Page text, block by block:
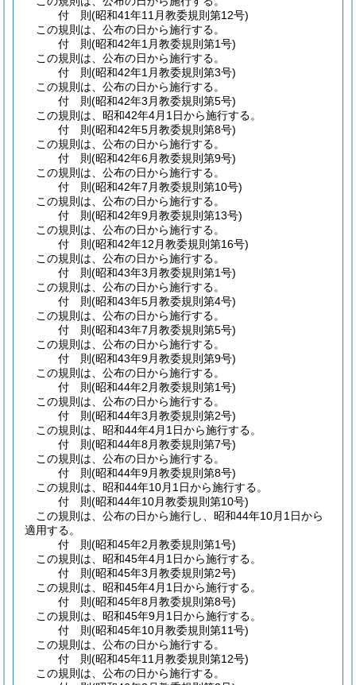
付 則(昭和41年11月教委規則第12号)
この規則は、公布の日から施行する。
付 則(昭和42年1月教委規則第1号)
この規則は、公布の日から施行する。
付 則(昭和42年1月教委規則第3号)
この規則は、公布の日から施行する。
付 則(昭和42年3月教委規則第5号)
この規則は、昭和42年4月1日から施行する。
付 則(昭和42年5月教委規則第8号)
この規則は、公布の日から施行する。
付 則(昭和42年6月教委規則第9号)
この規則は、公布の日から施行する。
付 則(昭和42年7月教委規則第10号)
この規則は、公布の日から施行する。
付 則(昭和42年9月教委規則第13号)
この規則は、公布の日から施行する。
付 則(昭和42年12月教委規則第16号)
この規則は、公布の日から施行する。
付 則(昭和43年3月教委規則第1号)
この規則は、公布の日から施行する。
付 則(昭和43年5月教委規則第4号)
この規則は、公布の日から施行する。
付 則(昭和43年7月教委規則第5号)
この規則は、公布の日から施行する。
付 則(昭和43年9月教委規則第9号)
この規則は、公布の日から施行する。
付 則(昭和44年2月教委規則第1号)
この規則は、公布の日から施行する。
付 則(昭和44年3月教委規則第2号)
この規則は、昭和44年4月1日から施行する。
付 則(昭和44年8月教委規則第7号)
この規則は、公布の日から施行する。
付 則(昭和44年9月教委規則第8号)
この規則は、昭和44年10月1日から施行する。
付 則(昭和44年10月教委規則第10号)
この規則は、公布の日から施行し、昭和44年10月1日から
適用する。
付 則(昭和45年2月教委規則第1号)
この規則は、昭和45年4月1日から施行する。
付 則(昭和45年3月教委規則第2号)
この規則は、昭和45年4月1日から施行する。
付 則(昭和45年8月教委規則第8号)
この規則は、昭和45年9月1日から施行する。
付 則(昭和45年10月教委規則第11号)
この規則は、公布の日から施行する。
付 則(昭和45年11月教委規則第12号)
この規則は、公布の日から施行する。